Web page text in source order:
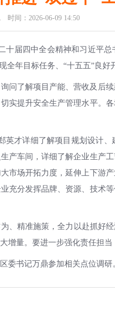
时间：2026-06-09 14:50
届四中全会精神和习近平
年目标任务、“十五五”良好
问了解项目产能、营收及后
实提升安全生产管理水平。
才详细了解项目规划设计
产车间，详细了解企业生产
市场开拓力度，延伸上下游
充分发挥品牌、资源、技术
精准施策，全力以赴抓好
量。要进一步强化责任担当
委书记万鼎参加相关点位调研